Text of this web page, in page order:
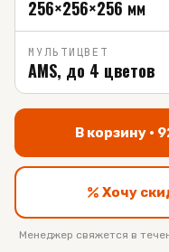
256×256×256 мм
МУЛЬТИЦВЕТ
AMS, до 4 цветов
В корзину ·
Хочу
Менеджер свяжется в